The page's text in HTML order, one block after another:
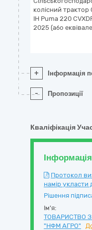
колісний трактор
IH Puma 220
2025 (або
+ Інформація
- Пропозиції
Кваліфікація
Протокол
намір укласти
Рішення
Ім'я:
ТОВАРИСТВО
"НФМ АГРО"